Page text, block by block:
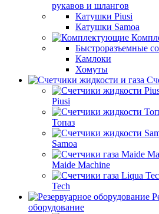
рукавов и шлангов
Катушки Piusi
Катушки Samoa
Быстроразъемные
Камлоки
Хомуты
Piusi
Топаз
Samoa
Maide Machine
Tech
оборудование